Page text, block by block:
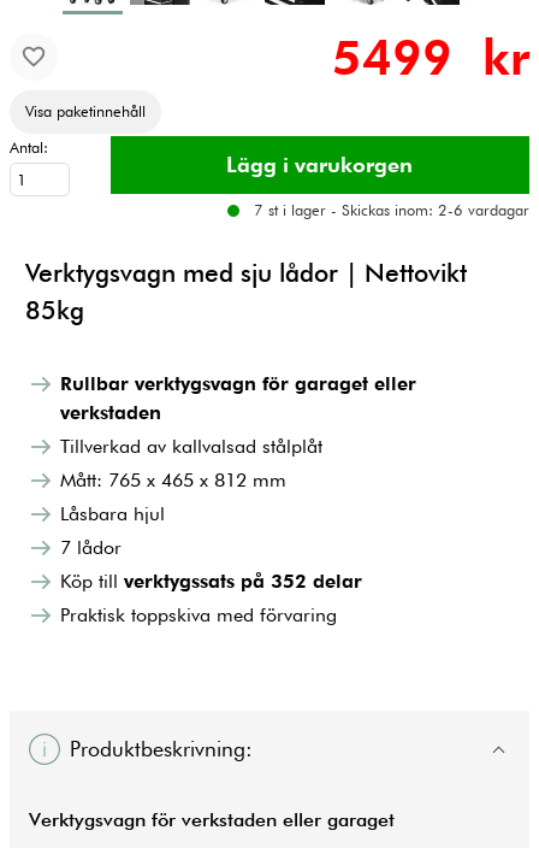
5499 kr
Visa paketinnehåll
Antal:
7 st i lager - Skickas inom: 2-6 vardagar
Verktygsvagn med sju lådor | Nettovikt
85kg
Rullbar verktygsvagn för garaget eller
verkstaden
Tillverkad av kallvalsad stålplåt
Mått: 765 x 465 x 812 mm
Låsbara hjul
7 lådor
Köp till verktygssats på 352 delar
Praktisk toppskiva med förvaring
Produktbeskrivning:
Verktygsvagn för verkstaden eller garaget